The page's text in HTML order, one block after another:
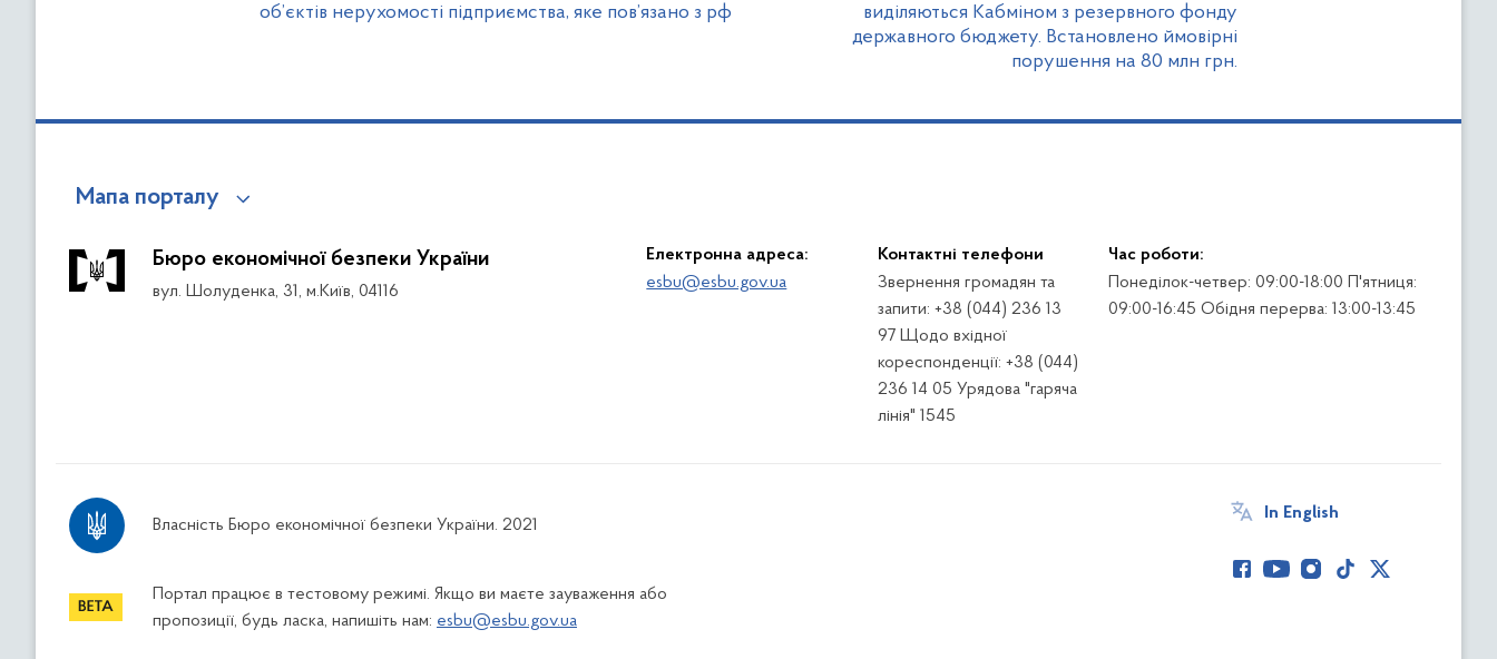
об’єктів нерухомості підприємства, яке пов’язано з рф
виділяються Кабміном з резервного фонду
державного бюджету. Встановлено ймовірні
порушення на 80 млн грн.
Мапа порталу
Бюро економічної безпеки України
вул. Шолуденка, 31, м.Київ, 04116
Електронна адреса:
esbu@esbu.gov.ua
Контактні телефони
Звернення громадян та
запити: +38 (044) 236 13
97 Щодо вхідної
кореспонденції: +38 (044)
236 14 05 Урядова "гаряча
лінія" 1545
Час роботи:
Понеділок-четвер: 09:00-18:00 П'ятниця:
09:00-16:45 Обідня перерва: 13:00-13:45
Власність Бюро економічної безпеки України. 2021
Портал працює в тестовому режимі. Якщо ви маєте зауваження або
пропозиції, будь ласка, напишіть нам: esbu@esbu.gov.ua
In English